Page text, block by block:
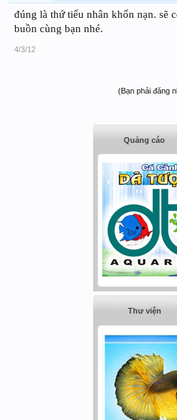
đúng là thứ tiểu nhân khốn nạn. sẽ
buồn cùng bạn nhé.
4/3/12
(Bạn phải đăng
Quảng cáo
Thư viện